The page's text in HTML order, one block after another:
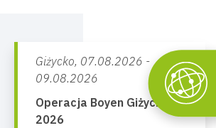
Giżycko, 07.08.2026 -
09.08.2026
Operacja Boyen Giżycko
2026